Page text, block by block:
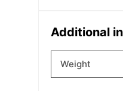
Additional
Weight